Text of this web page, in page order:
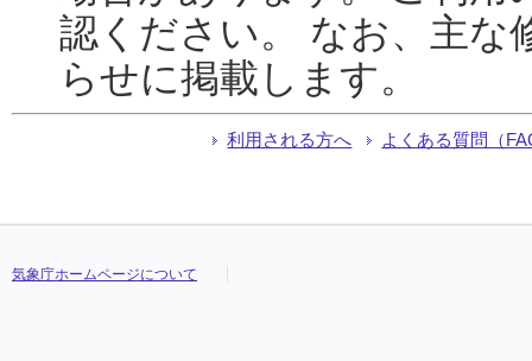
認ください。 なお、主な
らせに掲載します。
利用される方へ よくある質問（
気象庁ホームページについて